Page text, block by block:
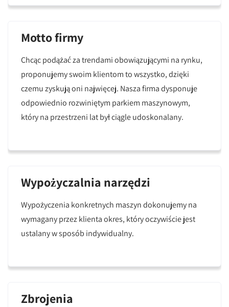
Motto firmy
Chcąc podążać za trendami obowiązującymi na rynku,
proponujemy swoim klientom to wszystko, dzięki
czemu zyskują oni najwięcej. Nasza firma dysponuje
odpowiednio rozwiniętym parkiem maszynowym,
który na przestrzeni lat był ciągle udoskonalany.
Wypożyczalnia narzędzi
Wypożyczenia konkretnych maszyn dokonujemy na
wymagany przez klienta okres, który oczywiście jest
ustalany w sposób indywidualny.
Zbrojenia